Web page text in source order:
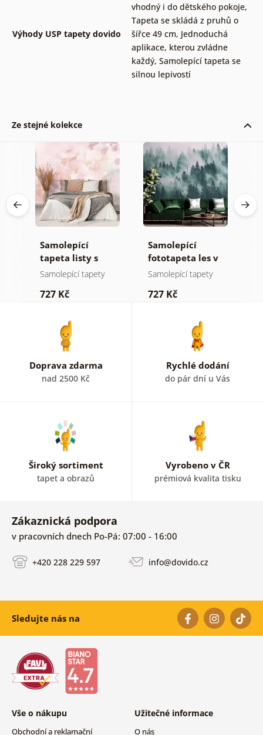
Výhody USP tapety dovido
vhodný i do dětského pokoje,
Tapeta se skládá z pruhů o
šířce 49 cm, Jednoduchá
aplikace, kterou zvládne
každý, Samolepící tapeta se
silnou lepivostí
Ze stejné kolekce
Samolepící
tapeta listy s
pastelovým
Samolepící tapety
727 Kč
Samolepící
fototapeta les v
mlze
Samolepící tapety
727 Kč
Doprava zdarma
nad 2500 Kč
Rychlé dodání
do pár dní u Vás
Široký sortiment
tapet a obrazů
Vyrobeno v ČR
prémiová kvalita tisku
Zákaznická podpora
v pracovních dnech Po-Pá: 07:00 - 16:00
+420 228 229 597 info@dovido.cz
Sledujte nás na
Vše o nákupu
Obchodní a reklamační
Užitečné informace
O nás